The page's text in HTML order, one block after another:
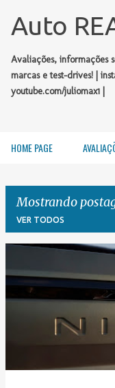
Pular
Auto
Avaliações, informações
marcas e test-drives! |
youtube.com/juliomax1 |
HOME PAGE
Mostrando
VER TODOS
P
o
g